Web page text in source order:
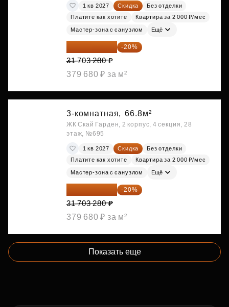
1 кв 2027 Скидка
Без отделки
Платите как хотите
Квартира за 2 000 ₽/мес
Мастер-зона с санузлом Ещё
25 362 624 ₽ -20%
31 703 280 ₽
379 680 ₽ за м²
3-комнатная, 66.8м²
ЖК Скай Гарден, 2 корпус, 4 секция, 28
этаж, №695
1 кв 2027 Скидка
Без отделки
Платите как хотите
Квартира за 2 000 ₽/мес
Мастер-зона с санузлом Ещё
25 362 624 ₽ -20%
31 703 280 ₽
379 680 ₽ за м²
Показать еще